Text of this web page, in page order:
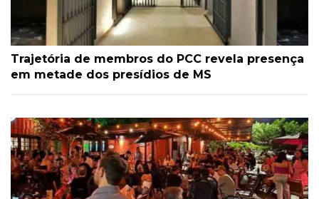
Trajetória de membros do PCC revela presença
em metade dos presídios de MS